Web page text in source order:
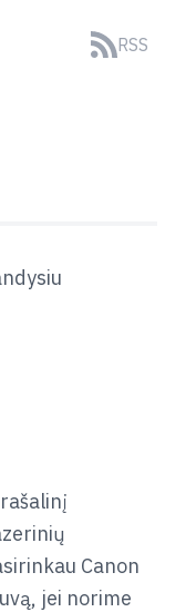
RSS
Canon
jei norime